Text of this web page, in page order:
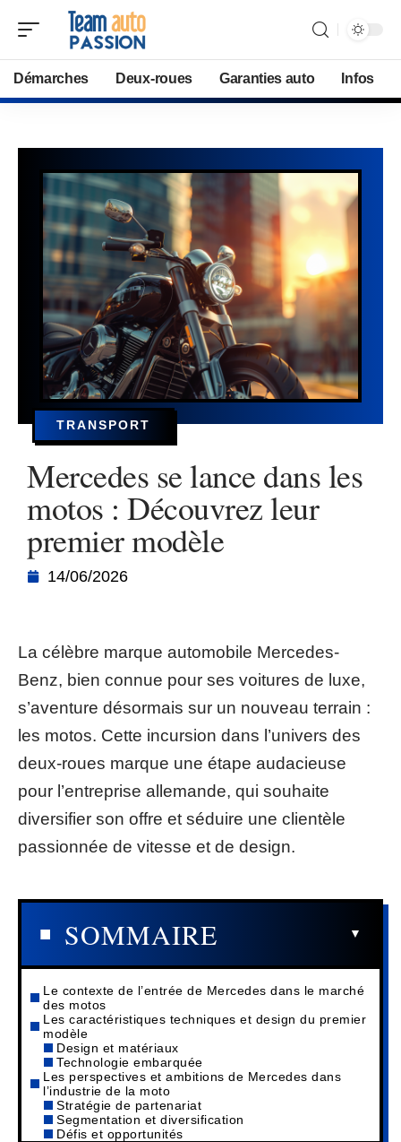
Démarches Deux-roues Garanties auto Infos
TRANSPORT
Mercedes se lance dans les
motos : Découvrez leur
premier modèle
14/06/2026
La célèbre marque automobile Mercedes-
Benz, bien connue pour ses voitures de luxe,
s’aventure désormais sur un nouveau terrain :
les motos. Cette incursion dans l’univers des
deux-roues marque une étape audacieuse
pour l’entreprise allemande, qui souhaite
diversifier son offre et séduire une clientèle
passionnée de vitesse et de design.
SOMMAIRE
Le contexte de l’entrée de Mercedes dans le marché
des motos
Les caractéristiques techniques et design du premier
modèle
Design et matériaux
Technologie embarquée
Les perspectives et ambitions de Mercedes dans
l’industrie de la moto
Stratégie de partenariat
Segmentation et diversification
Défis et opportunités